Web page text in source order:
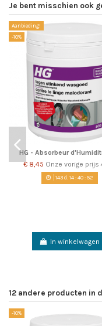
Je bent misschien ook
Aanbieding!
-10%
HG - Absorbeur
€ 8,45 Onze vorige prijs
143d. 14:40:51
In winkelwagen
12 andere producten in
-10%